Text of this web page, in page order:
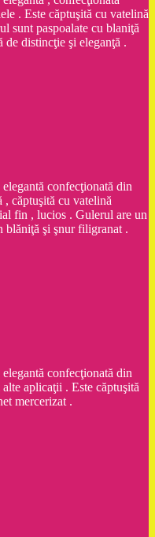
. Este căptuşită cu vatelină
sunt paspoalate cu blaniţă
de distincţie şi eleganţă .
confecţionată din
, căptuşită cu vatelină
fin , lucios . Gulerul are un
blăniţă şi şnur filigranat .
confecţionată din
aplicaţii . Este căptuşită
mercerizat .